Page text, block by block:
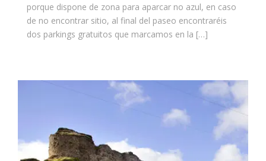
porque dispone de zona para aparcar no azul, en caso
de no encontrar sitio, al final del paseo encontraréis
dos parkings gratuitos que marcamos en la […]